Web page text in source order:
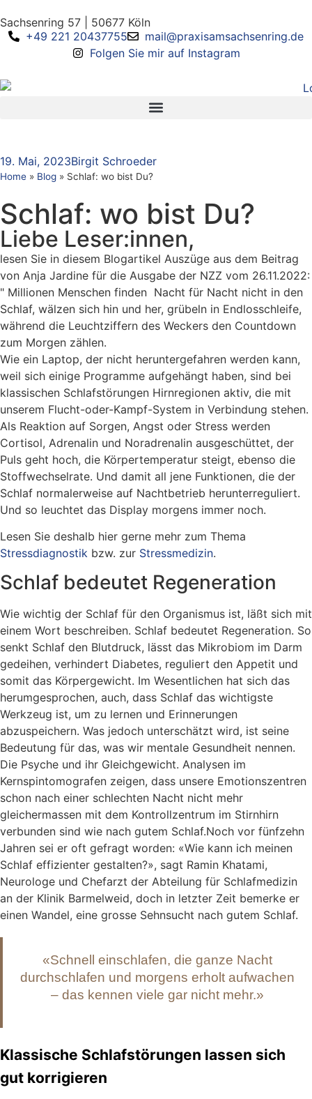
Sachsenring 57 | 50677 Köln
+49 221 20437755
mail@praxisamsachsenring.de
Folgen Sie mir auf Instagram
19. Mai, 2023Birgit Schroeder
Home » Blog » Schlaf: wo bist Du?
Schlaf: wo bist Du?
Liebe Leser:innen,
lesen Sie in diesem Blogartikel Auszüge aus dem Beitrag
von Anja Jardine für die Ausgabe der NZZ vom 26.11.2022:
" Millionen Menschen finden Nacht für Nacht nicht in den
Schlaf, wälzen sich hin und her, grübeln in Endlosschleife,
während die Leuchtziffern des Weckers den Countdown
zum Morgen zählen.
Wie ein Laptop, der nicht heruntergefahren werden kann,
weil sich einige Programme aufgehängt haben, sind bei
klassischen Schlafstörungen Hirnregionen aktiv, die mit
unserem Flucht-oder-Kampf-System in Verbindung stehen.
Als Reaktion auf Sorgen, Angst oder Stress werden
Cortisol, Adrenalin und Noradrenalin ausgeschüttet, der
Puls geht hoch, die Körpertemperatur steigt, ebenso die
Stoffwechselrate. Und damit all jene Funktionen, die der
Schlaf normalerweise auf Nachtbetrieb herunterreguliert.
Und so leuchtet das Display morgens immer noch.
Lesen Sie deshalb hier gerne mehr zum Thema
Stressdiagnostik bzw. zur Stressmedizin.
Schlaf bedeutet Regeneration
Wie wichtig der Schlaf für den Organismus ist, läßt sich mit
einem Wort beschreiben. Schlaf bedeutet Regeneration. So
senkt Schlaf den Blutdruck, lässt das Mikrobiom im Darm
gedeihen, verhindert Diabetes, reguliert den Appetit und
somit das Körpergewicht. Im Wesentlichen hat sich das
herumgesprochen, auch, dass Schlaf das wichtigste
Werkzeug ist, um zu lernen und Erinnerungen
abzuspeichern. Was jedoch unterschätzt wird, ist seine
Bedeutung für das, was wir mentale Gesundheit nennen.
Die Psyche und ihr Gleichgewicht. Analysen im
Kernspintomografen zeigen, dass unsere Emotionszentren
schon nach einer schlechten Nacht nicht mehr
gleichermassen mit dem Kontrollzentrum im Stirnhirn
verbunden sind wie nach gutem Schlaf.Noch vor fünfzehn
Jahren sei er oft gefragt worden: «Wie kann ich meinen
Schlaf effizienter gestalten?», sagt Ramin Khatami,
Neurologe und Chefarzt der Abteilung für Schlafmedizin
an der Klinik Barmelweid, doch in letzter Zeit bemerke er
einen Wandel, eine grosse Sehnsucht nach gutem Schlaf.
«Schnell einschlafen, die ganze Nacht
durchschlafen und morgens erholt aufwachen
– das kennen viele gar nicht mehr.»
Klassische Schlafstörungen lassen sich
gut korrigieren